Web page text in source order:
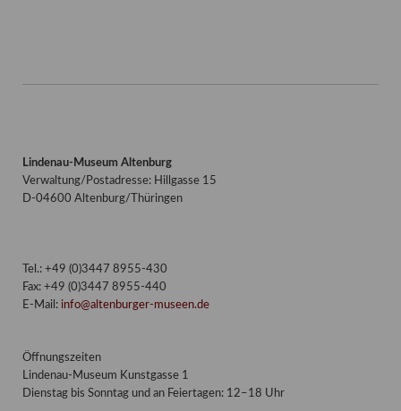
Lindenau-Museum Altenburg
Verwaltung/Postadresse: Hillgasse 15
D-04600 Altenburg/Thüringen
Tel.: +49 (0)3447 8955-430
Fax: +49 (0)3447 8955-440
E-Mail: info@altenburger-museen.de
Öffnungszeiten
Lindenau-Museum Kunstgasse 1
Dienstag bis Sonntag und an Feiertagen: 12–18 Uhr